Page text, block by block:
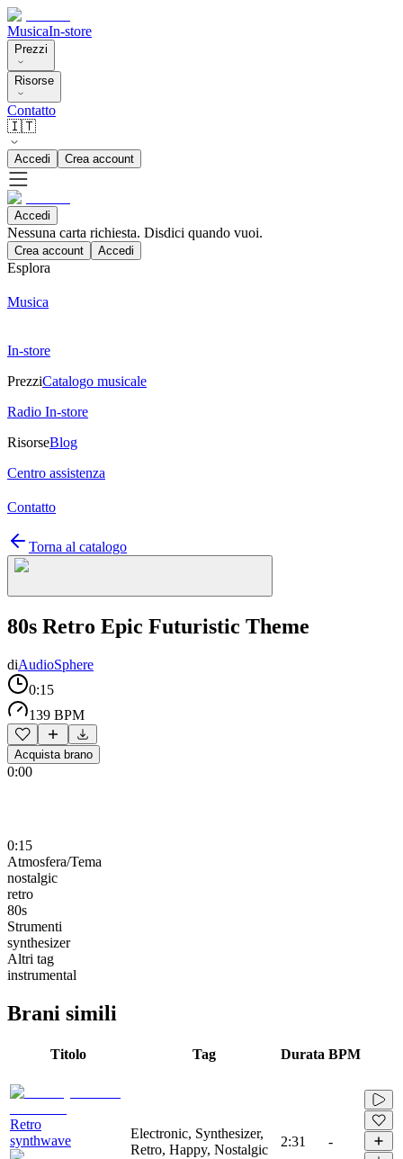
MusicaIn-store
Prezzi
Risorse
Contatto
🇮🇹
Accedi Crea account
Accedi
Nessuna carta richiesta. Disdici quando vuoi.
Crea account Accedi
Esplora
Musica
In-store
PrezziCatalogo musicale
Radio In-store
RisorseBlog
Centro assistenza
Contatto
Torna al catalogo
80s Retro Epic Futuristic Theme
diAudioSphere
0:15
139 BPM
Acquista brano
0:00
0:15
Atmosfera/Tema
nostalgic
retro
80s
Strumenti
synthesizer
Altri tag
instrumental
Brani simili
Titolo Tag Durata BPM
Retro
synthwave
Electronic, Synthesizer,
Retro, Happy, Nostalgic
2:31 -